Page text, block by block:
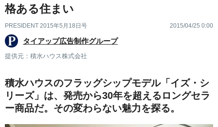
格ある住まい
PRESIDENT 2015年5月18日号 2015/04/25 0:00
タイアップ広告制作グループ
提供元：積水ハウス株式会社
積水ハウスのフラッグシップモデル「イズ・シ
リーズ」は、発売から30年を超えるロングセラ
ー商品だ。その変わらない魅力を探る。